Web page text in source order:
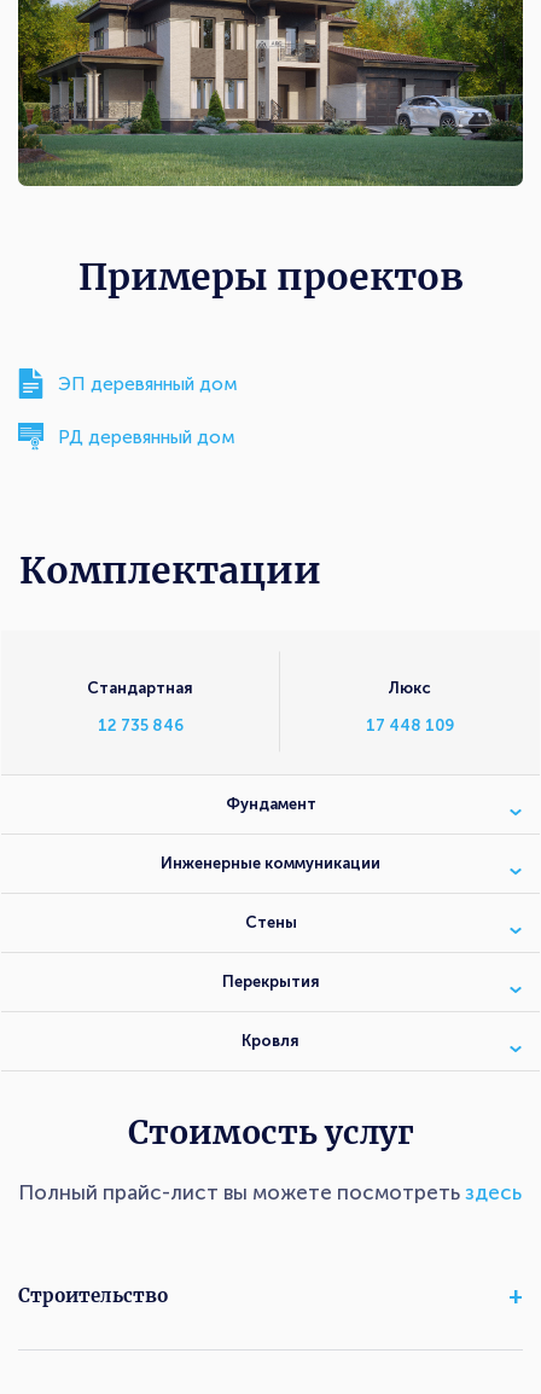
Примеры проектов
ЭП деревянный дом
РД деревянный дом
Комплектации
Стандартная
12 735 846
Люкс
17 448 109
Фундамент
Инженерные коммуникации
Стены
Перекрытия
Кровля
Стоимость услуг
Полный прайс-лист вы можете посмотреть здесь
Строительство